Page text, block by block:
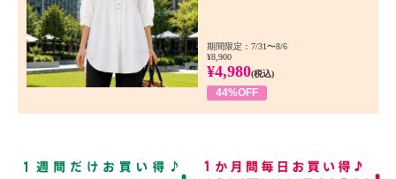
期間限定：7/31〜8/6
¥8,900
¥4,980(税込)
44%OFF